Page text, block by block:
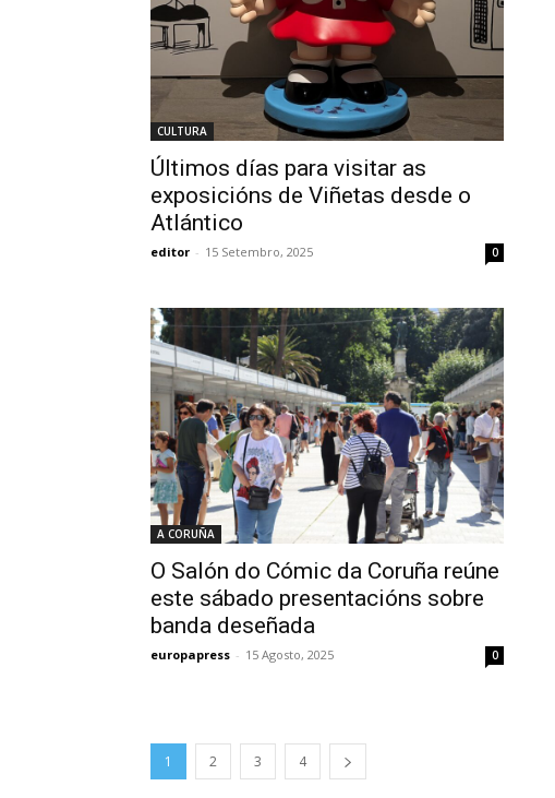
CULTURA
Últimos días para visitar as
exposicións de Viñetas desde o
Atlántico
editor - 15 Setembro, 2025 0
A CORUÑA
O Salón do Cómic da Coruña reúne
este sábado presentacións sobre
banda deseñada
europapress - 15 Agosto, 2025 0
1 2 3 4